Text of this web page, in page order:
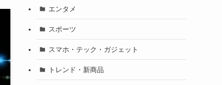
エンタメ
スポーツ
スマホ・テック・ガジェット
トレンド・新商品